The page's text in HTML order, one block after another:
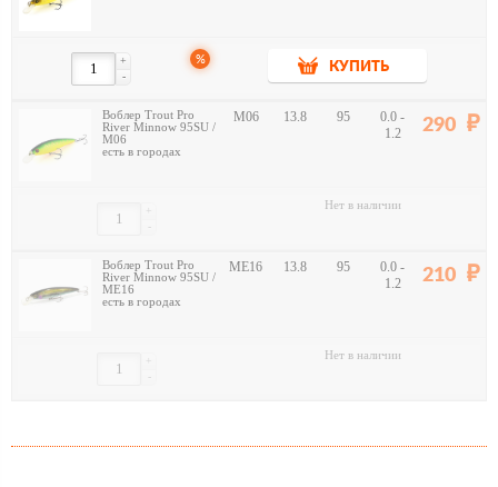
-
+ %
КУПИТЬ
Воблер Trout Pro
River Minnow 95SU /
M06
есть в городах
M06 13.8 95
0.0 -
1.2
290
-
+ Нет в наличии
Воблер Trout Pro
River Minnow 95SU /
ME16
есть в городах
ME16 13.8 95
0.0 -
1.2
210
-
+ Нет в наличии